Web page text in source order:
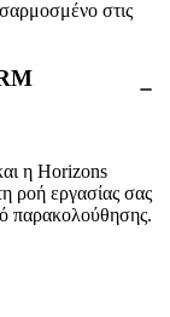
η Horizons
ροή εργασίας σας
παρακολούθησης.